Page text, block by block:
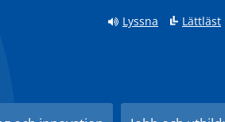
Lyssna Lättläst